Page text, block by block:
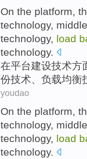
On the platform,
technology,
technology, load
technology.
在平台建设技术方
份技术、 负载均衡
youdao
On the platform,
technology,
technology, load
technology.